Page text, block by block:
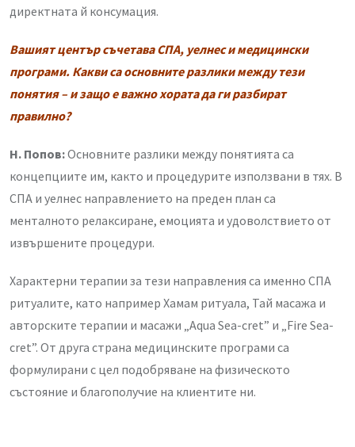
директната й консумация.
Вашият център съчетава СПА, уелнес и медицински
програми. Какви са основните разлики между тези
понятия – и защо е важно хората да ги разбират
правилно?
Н. Попов:Основните разлики между понятията са
концепциите им, както и процедурите използвани в тях. В
СПА и уелнес направлението на преден план са
менталното релаксиране, емоцията и удоволствието от
извършените процедури.
Характерни терапии за тези направления са именно СПА
ритуалите, като например Хамам ритуала, Тай масажа и
авторските терапии и масажи „Aqua Sea-cret” и „Fire Sea-
cret”. От друга страна медицинските програми са
формулирани с цел подобряване на физическото
състояние и благополучие на клиентите ни.